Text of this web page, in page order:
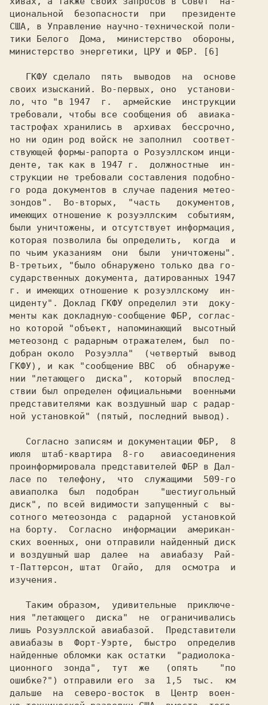
циональной  безопасности  при   президенте
США, в Управление научно-технической поли-
тики Белого  Дома,  министерство  обороны,
министерство энергетики, ЦРУ и ФБР. [6]
своих изысканий. Во-первых, оно  установи-
ло, что "в 1947  г.  армейские  инструкции
требовали, чтобы все сообщения об  авиака-
тастрофах хранились в  архивах  бессрочно,
но ни один род войск не заполнил  соответ-
ствующей формы-рапорта о Розуэллском инци-
денте, так как в 1947 г.  должностные  ин-
струкции не требовали составления подобно-
го рода документов в случае падения метео-
зондов".  Во-вторых,  "часть   документов,
имеющих отношение к розуэллским  событиям,
были уничтожены, и отсутствует информация,
которая позволила бы определить,  когда  и
по чьим указаниям  они  были  уничтожены".
В-третьих, "было обнаружено только два го-
сударственных документа, датированных 1947
г. и имеющих отношение к розуэллскому  ин-
циденту". Доклад ГКФУ определил эти  доку-
менты как докладную-сообщение ФБР, соглас-
но которой "объект, напоминающий  высотный
метеозонд с радарным отражателем, был  по-
добран около  Розуэлла"  (четвертый  вывод
ГКФУ), и как "сообщение ВВС  об  обнаруже-
нии "летающего  диска",  который  впослед-
ствии был определен официальными  военными
представителями как воздушный шар с радар-
ной установкой" (пятый, последний вывод).
июля  штаб-квартира  8-го   авиасоединения
проинформировала представителей ФБР в Дал-
ласе по  телефону,  что  служащими  509-го
авиаполка  был  подобран    "шестиугольный
диск", по всей видимости запущенный с  вы-
сотного метеозонда с  радарной  установкой
на борту.  Согласно  информации  американ-
ских военных, они отправили найденный диск
и воздушный шар  далее  на  авиабазу  Рай-
т-Паттерсон, штат  Огайо,  для  осмотра  и
изучения.
ния "летающего  диска"  не  ограничивались
лишь Розуэллской авиабазой.  Представители
авиабазы в  Форт-Уэрте,  быстро  определив
найденные обломки как остатки  "радиолока-
ционного  зонда",  тут  же   (опять    "по
ошибке?") отправили его  за  1,5  тыс.  км
дальше  на  северо-восток  в  Центр  воен-